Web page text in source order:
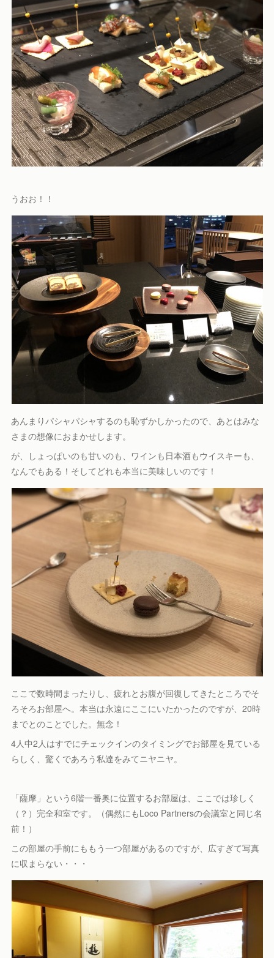
うおお！！
あんまりパシャパシャするのも恥ずかしかったので、あとはみな
さまの想像におまかせします。
が、しょっぱいのも甘いのも、ワインも日本酒もウイスキーも、
なんでもある！そしてどれも本当に美味しいのです！
ここで数時間まったりし、疲れとお腹が回復してきたところでそ
ろそろお部屋へ。本当は永遠にここにいたかったのですが、20時
までとのことでした。無念！
4人中2人はすでにチェックインのタイミングでお部屋を見ている
らしく、驚くであろう私達をみてニヤニヤ。
「薩摩」という6階一番奥に位置するお部屋は、ここでは珍しく
（？）完全和室です。（偶然にもLoco Partnersの会議室と同じ名
前！）
この部屋の手前にももう一つ部屋があるのですが、広すぎて写真
に収まらない・・・